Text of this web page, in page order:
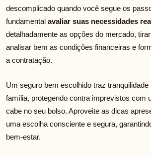
descomplicado quando você segue os
fundamental avaliar suas necessidades
detalhadamente as opções do mercado,
analisar bem as condições financeiras e
a contratação.
Um seguro bem escolhido traz
família, protegendo contra imprevistos com
cabe no seu bolso. Aproveite as dicas
uma escolha consciente e segura,
bem-estar.